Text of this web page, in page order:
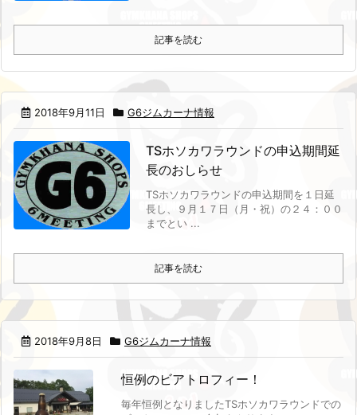
記事を読む
2018年9月11日 G6ジムカーナ情報
TSホソカワラウンドの申込期間延
長のおしらせ
TSホソカワラウンドの申込期間を１日延
長し、９月１７日（月・祝）の２４：００
までとい ...
記事を読む
2018年9月8日 G6ジムカーナ情報
恒例のビアトロフィー！
毎年恒例となりましたTSホソカワラウンドでの